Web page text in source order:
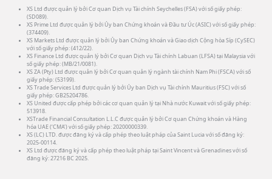
XS Ltd được quản lý bởi Cơ quan Dịch vụ Tài chính Seychelles (FSA) với số giấy phép:
(SD089).
XS Prime Ltd được quản lý bởi Ủy ban Chứng khoán và Đầu tư Úc (ASIC) với số giấy phép:
(374409).
XS Markets Ltd được quản lý bởi Ủy ban Chứng khoán và Giao dịch Cộng hòa Síp (CySEC)
với số giấy phép: (412/22).
XS Finance Ltd được quản lý bởi Cơ quan Dịch vụ Tài chính Labuan (LFSA) tại Malaysia với
số giấy phép: (MB/21/0081).
XS ZA (Pty) Ltd được quản lý bởi Cơ quan quản lý ngành tài chính Nam Phi (FSCA) với số
giấy phép: (53199).
XS Trade Services Ltd được quản lý bởi Ủy ban Dịch vụ Tài chính Mauritius (FSC) với số
giấy phép: GB25204786.
XS United được cấp phép bởi các cơ quan quản lý tại Nhà nước Kuwait với số giấy phép:
513918.
XSTrade Financial Consultation L.L.C được quản lý bởi Cơ quan Chứng khoán và Hàng
hóa UAE (‘CMA’) với số giấy phép: 20200000339.
XS (LC) LTD. được đăng ký và cấp phép theo luật pháp của Saint Lucia với số đăng ký:
2025-00114.
XS Ltd được đăng ký và cấp phép theo luật pháp tại Saint Vincent và Grenadines với số
đăng ký: 27216 BC 2025.